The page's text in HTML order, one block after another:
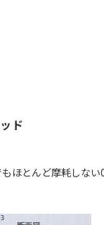
ド
ほとんど摩耗しな